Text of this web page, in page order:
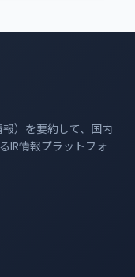
）を要約して、国内
IR情報プラットフォ